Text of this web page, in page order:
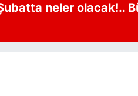
neler olacak!..